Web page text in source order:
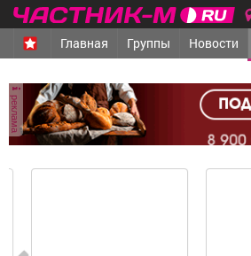
Главная Группы Новости
реклама